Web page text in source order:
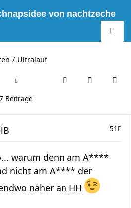
von nachtzeche
Ultralauf
Beiträge
51
warum denn am A****
nicht am A**** der
näher an HH